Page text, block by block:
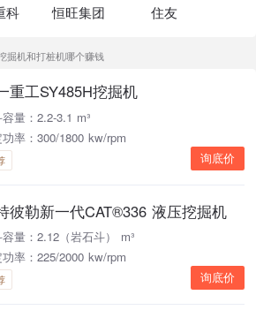
科 恒旺集团 住友
掘机和打桩机哪个赚钱
重工SY485H挖掘机
量：2.2-3.1 m³
率：300/1800 kw/rpm
询底价
彼勒新一代CAT®336 液压挖掘机
量：2.12（岩石斗） m³
率：225/2000 kw/rpm
询底价